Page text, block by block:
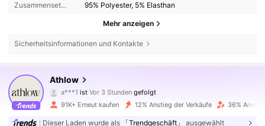
Zusammensetzung: 95% Polyester, 5% Elasthan
Mehr anzeigen
Sicherheitsinformationen und Kontakte
Athlow
a***1ist
j***dist am Durchsuchen
4,89
28K Follower
91K+ Erneut kaufen 12% Anstieg der Verkäufe 36%
Dieser Laden wurde als 「Trendgeschäft」 ausgewählt